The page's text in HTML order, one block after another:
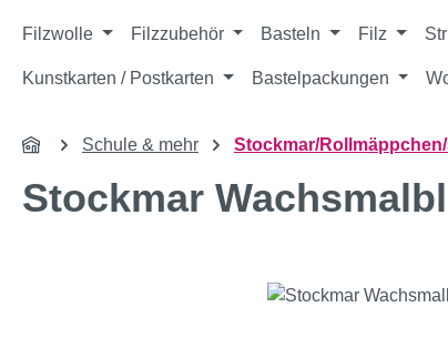
Filzwolle Filzzubehör Basteln Filz
Kunstkarten / Postkarten Bastelpackungen
Schule & mehr Stockmar/
Stockmar